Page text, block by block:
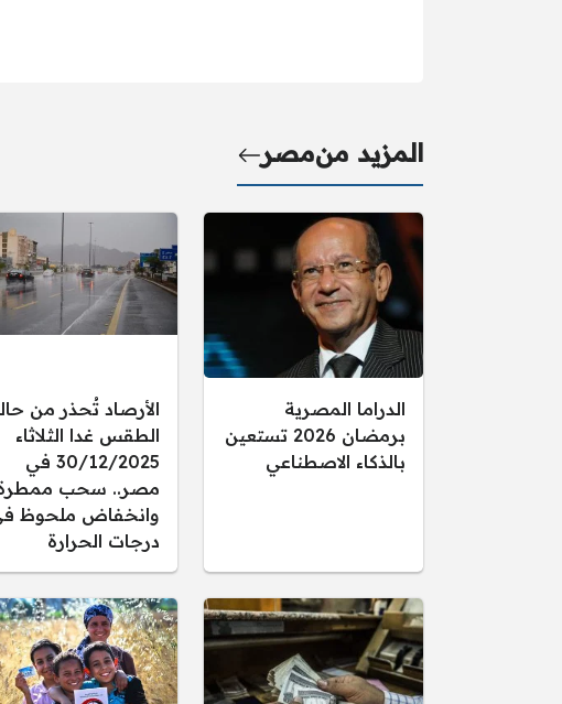
المزيد منمصر
الدراما المصرية
برمضان 2026 تستعين
بالذكاء الاصطناعي
الأرصاد تُحذر من
الطقس غدا الثلاثاء
30/12/2025 في
مصر.. سحب
وانخفاض ملحوظ
درجات الحرارة